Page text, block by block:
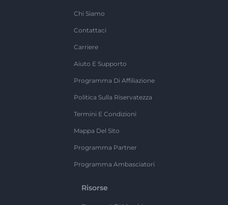
Chi Siamo
Contattaci
Carriere
Aiuto E Supporto
Programma Di Affiliazione
Politica Sulla Riservatezza
Termini E Condizioni
Mappa Del Sito
Programma Partner
Programma Ambasciatori
Risorse